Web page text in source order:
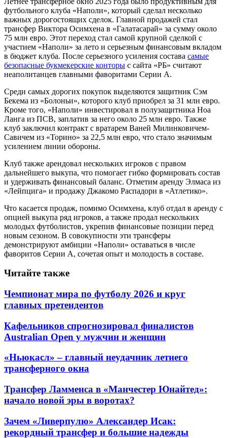
футбольного клуба «Наполи», который сделал несколько
важных дорогостоящих сделок. Главной продажей стал
трансфер Виктора Осимхена в «Галатасарай» за сумму около
75 млн евро. Этот переход стал самой крупной сделкой с
участием «Наполи» за лето и серьезным финансовым вкладом
в бюджет клуба. После серьезного усиления состава самые
безопасные букмекерские конторы с сайта «РБ» считают
неаполитанцев главными фаворитами Серии А.
Среди самых дорогих покупок выделяются защитник Сэм
Бекема из «Болоньи», которого клуб приобрел за 31 млн евро.
Кроме того, «Наполи» инвестировал в полузащитника Ноа
Ланга из ПСВ, заплатив за него около 25 млн евро. Также
клуб заключил контракт с вратарем Ваней Милинковичем-
Савичем из «Торино» за 22,5 млн евро, что стало значимым
усилением линии обороны.
Клуб также арендовал нескольких игроков с правом
дальнейшего выкупа, что помогает гибко формировать состав
и удерживать финансовый баланс. Отметим аренду Элмаса из
«Лейпцига» и продажу Джакомо Распадори в «Атлетико».
Что касается продаж, помимо Осимхена, клуб отдал в аренду с
опцией выкупа ряд игроков, а также продал нескольких
молодых футболистов, укрепив финансовые позиции перед
новым сезоном. В совокупности эти трансферы
демонстрируют амбиции «Наполи» оставаться в числе
фаворитов Серии А, сочетая опыт и молодость в составе.
Читайте также
Чемпионат мира по футболу 2026 и круг
главных претендентов
Кафельников спрогнозировал финалистов
Australian Open у мужчин и женщин
«Ньюкасл» – главный неудачник летнего
трансферного окна
Трансфер Ламменса в «Манчестер Юнайтед»:
начало новой эры в воротах?
Зачем «Ливерпулю» Александер Исак:
рекордный трансфер и большие надежды